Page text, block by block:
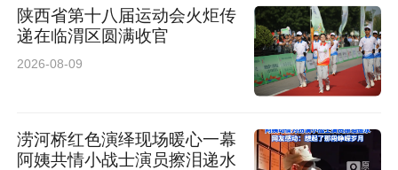
陕西省第十八届运动会火炬传
递在临渭区圆满收官
2026-08-09
涝河桥红色演绎现场暖心一幕
阿姨共情小战士演员擦泪递水